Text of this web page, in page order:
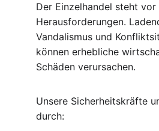
Der Einzelhandel steht
Herausforderungen.
Vandalismus und
können erhebliche
Schäden verursachen.
Unsere Sicherheitskräfte
durch: